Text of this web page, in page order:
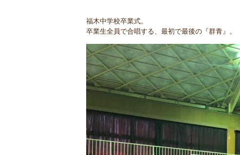
福木中学校卒業式。
卒業生全員で合唱する、最初で最後の『群青』。